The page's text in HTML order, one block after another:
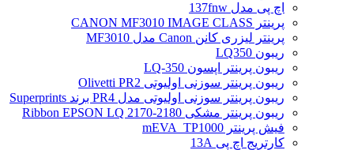
اچ پی مدل 137fnw
پرینتر CANON MF3010 IMAGE CLASS
پرینتر لیزری کانن Canon مدل MF3010
ریبون LQ350
ریبون پرینتر اپسون LQ-350
ریبون پرینتر سوزنی اولیوتی Olivetti PR2
ریبون پرینتر سوزنی اولیوتی مدل PR4 برند Superprints
ریبون پرینتر مشکی Ribbon EPSON LQ 2170-2180
فیش پرینتر mEVA_TP1000
کارتریج اچ پی 13A